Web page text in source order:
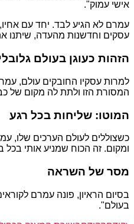
אישי עמוק".
עמרם לא הגיע לבד. יחד עם
עסקים וחדשנות מהעדה, שיתנו
הזהות כעוגן בעולם
למרות עסקיו החובקים עולם,
המסורת הזו ולתת לה מקום של
המוטו: שליחות בכל רגע
כשצוללים לעולם הערכים שלו,
ומקום. זה הכוח שמניע אותי
מסר של השראה
בסיום הראיון, פונה עמרם
בעולם".